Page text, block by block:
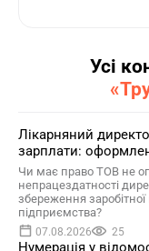
Усі
Лікарняний
зарплати:
Чи має право ТОВ не
непрацездатності
збереження
підприємства?
07.08.2026 25
Нумерація у